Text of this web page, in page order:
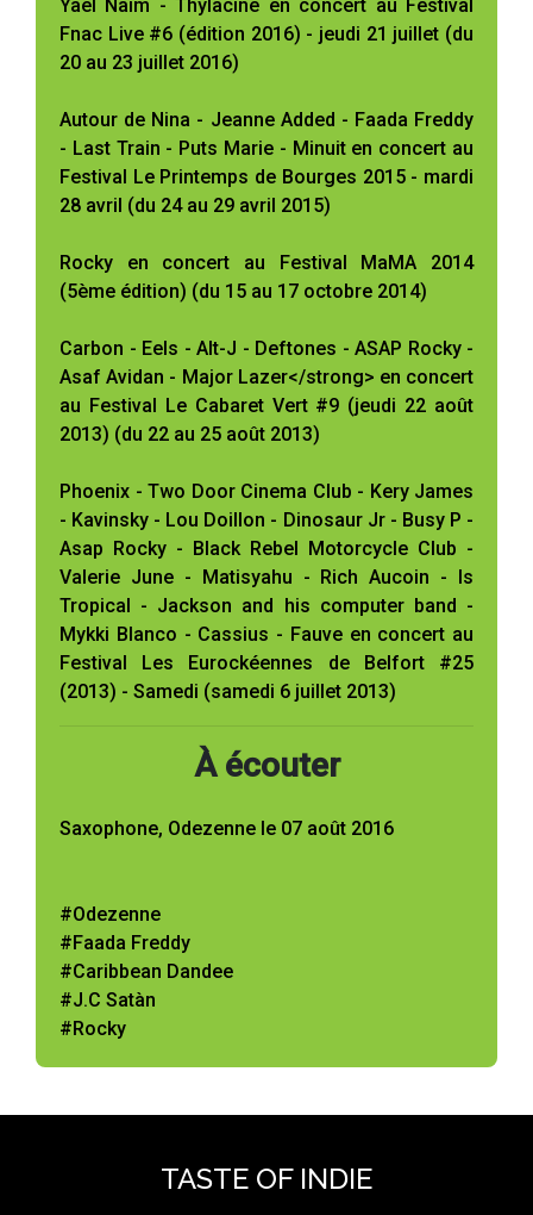
Yaël Naïm - Thylacine en concert au Festival
Fnac Live #6 (édition 2016) - jeudi 21 juillet (du
20 au 23 juillet 2016)
Autour de Nina - Jeanne Added - Faada Freddy
- Last Train - Puts Marie - Minuit en concert au
Festival Le Printemps de Bourges 2015 - mardi
28 avril (du 24 au 29 avril 2015)
Rocky en concert au Festival MaMA 2014
(5ème édition) (du 15 au 17 octobre 2014)
Carbon - Eels - Alt-J - Deftones - ASAP Rocky -
Asaf Avidan - Major Lazer</strong> en concert
au Festival Le Cabaret Vert #9 (jeudi 22 août
2013) (du 22 au 25 août 2013)
Phoenix - Two Door Cinema Club - Kery James
- Kavinsky - Lou Doillon - Dinosaur Jr - Busy P -
Asap Rocky - Black Rebel Motorcycle Club -
Valerie June - Matisyahu - Rich Aucoin - Is
Tropical - Jackson and his computer band -
Mykki Blanco - Cassius - Fauve en concert au
Festival Les Eurockéennes de Belfort #25
(2013) - Samedi (samedi 6 juillet 2013)
À écouter
Saxophone, Odezenne le 07 août 2016
#Odezenne
#Faada Freddy
#Caribbean Dandee
#J.C Satàn
#Rocky
TASTE OF INDIE